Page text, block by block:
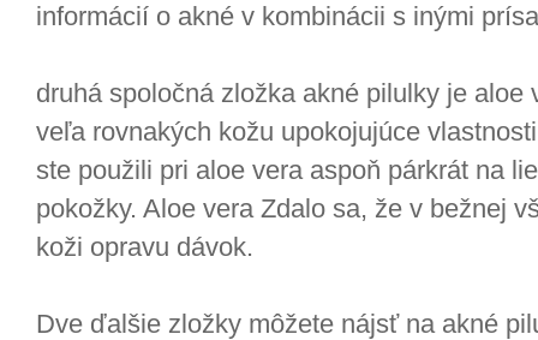
informácií o akné v kombinácii s inými
druhá spoločná zložka akné pilulky je aloe
veľa rovnakých kožu upokojujúce
ste použili pri aloe vera aspoň párkrát na
pokožky. Aloe vera Zdalo sa, že v bežnej
koži opravu dávok.
Dve ďalšie zložky môžete nájsť na akné